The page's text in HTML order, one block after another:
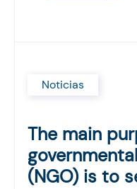
Noticias
The main
(NGO) is to